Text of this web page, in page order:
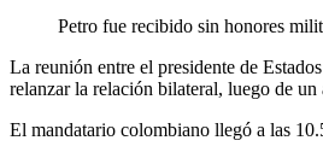
Petro fue recibido sin honores
La reunión entre el presidente de
relanzar la relación bilateral, luego de un
El mandatario colombiano llegó a las